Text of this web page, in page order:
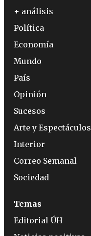
+ análisis
Política
Economía
Mundo
País
Opinión
Sucesos
Arte y Espectáculos
Interior
Correo Semanal
Sociedad
Temas
Editorial ÚH